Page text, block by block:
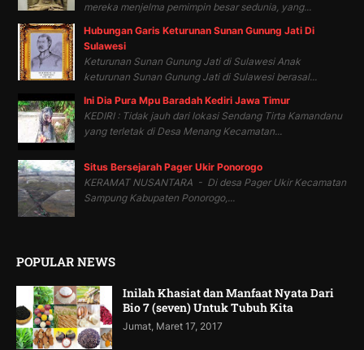
mereka menjelma pemimpin besar sedunia, yang...
Hubungan Garis Keturunan Sunan Gunung Jati Di
Sulawesi
Keturunan Sunan Gunung Jati di Sulawesi Anak
keturunan Sunan Gunung Jati di Sulawesi berasal...
Ini Dia Pura Mpu Baradah Kediri Jawa Timur
KEDIRI : Tidak jauh dari lokasi Sendang Tirta Kamandanu
yang terletak di Desa Menang Kecamatan...
Situs Bersejarah Pager Ukir Ponorogo
KERAMAT NUSANTARA - Di desa Pager Ukir Kecamatan
Sampung Kabupaten Ponorogo,...
POPULAR NEWS
Inilah Khasiat dan Manfaat Nyata Dari
Bio 7 (seven) Untuk Tubuh Kita
Jumat, Maret 17, 2017